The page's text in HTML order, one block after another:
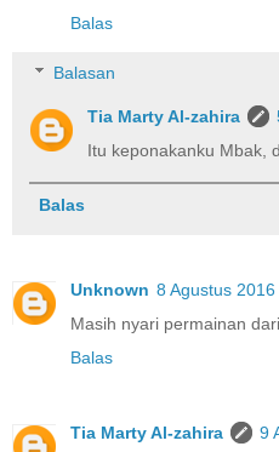
Balas
Balasan
Tia Marty Al-zahira
Itu keponakanku Mbak,
Balas
Unknown 8 Agustus
Masih nyari permainan
Balas
Tia Marty Al-zahira
9